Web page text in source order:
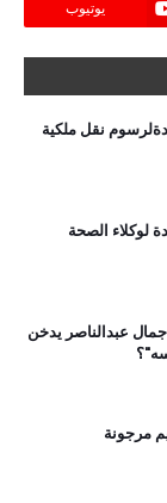
يوتيوب
نقل ملكية
لوكلاء الصحة
عبدالناصر يدخن
مرجونة